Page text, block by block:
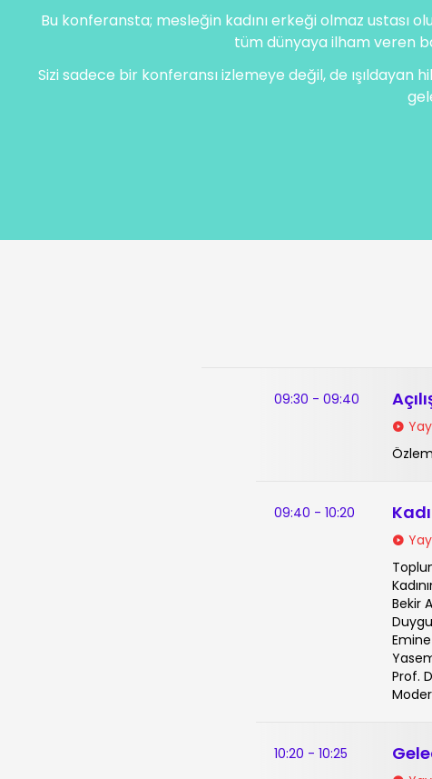
Bu konferansta; mesleğin kadını erkeği olmaz ustası
tüm dünyaya ilham veren
Sizi sadece bir konferansı izlemeye değil, de ışıldayan
09:30 - 09:40
09:40 - 10:20
Bekir
Emine
Prof.
10:20 - 10:25